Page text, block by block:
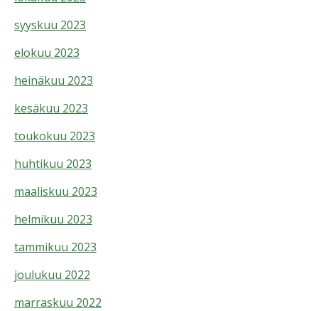
syyskuu 2023
elokuu 2023
heinäkuu 2023
kesäkuu 2023
toukokuu 2023
huhtikuu 2023
maaliskuu 2023
helmikuu 2023
tammikuu 2023
joulukuu 2022
marraskuu 2022